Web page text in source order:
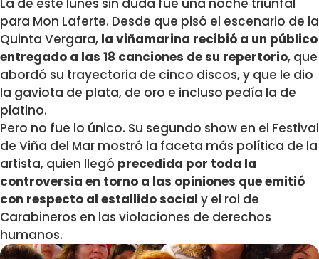
La de este lunes sin duda fue una noche triunfal
para Mon Laferte. Desde que pisó el escenario de la
Quinta Vergara, la viñamarina recibió a un público
entregado a las 18 canciones de su repertorio, que
abordó su trayectoria de cinco discos, y que le dio
la gaviota de plata, de oro e incluso pedía la de
platino.
Pero no fue lo único. Su segundo show en el Festival
de Viña del Mar mostró la faceta más política de la
artista, quien llegó precedida por toda la
controversia en torno a las opiniones que emitió
con respecto al estallido social y el rol de
Carabineros en las violaciones de derechos
humanos.